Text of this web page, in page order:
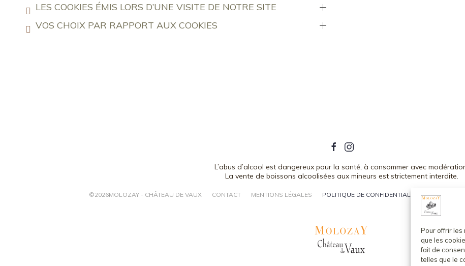
Pour offrir les
que les
fait de
telles que le
LES COOKIES ÉMIS LORS D’UNE VISITE DE NOTRE SITE
VOS CHOIX PAR RAPPORT AUX COOKIES
L’abus d’alcool est dangereux pour la santé, à consommer avec
La vente de boissons alcoolisées aux mineurs est strictement interdite.
©2026MOLOZAY - CHÂTEAU DE VAUX CONTACT MENTIONS LÉGALES POLITIQUE DE CONFIDENTIALITÉ